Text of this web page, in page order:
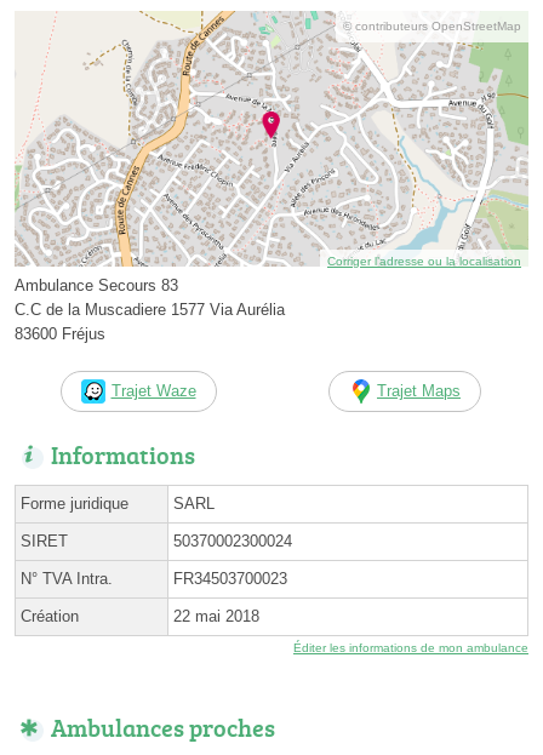
© contributeurs OpenStreetMap
Corriger l’adresse ou la localisation
Ambulance Secours 83
C.C de la Muscadiere 1577 Via Aurélia
83600 Fréjus
Trajet Waze Trajet Maps
Informations
Forme juridique SARL
SIRET 50370002300024
N° TVA Intra. FR34503700023
Création 22 mai 2018
Éditer les informations de mon ambulance
Ambulances proches